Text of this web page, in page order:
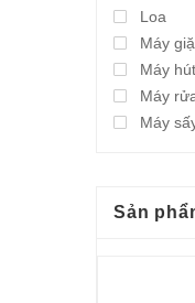
Loa
Máy
Máy
Máy
Máy
Sản